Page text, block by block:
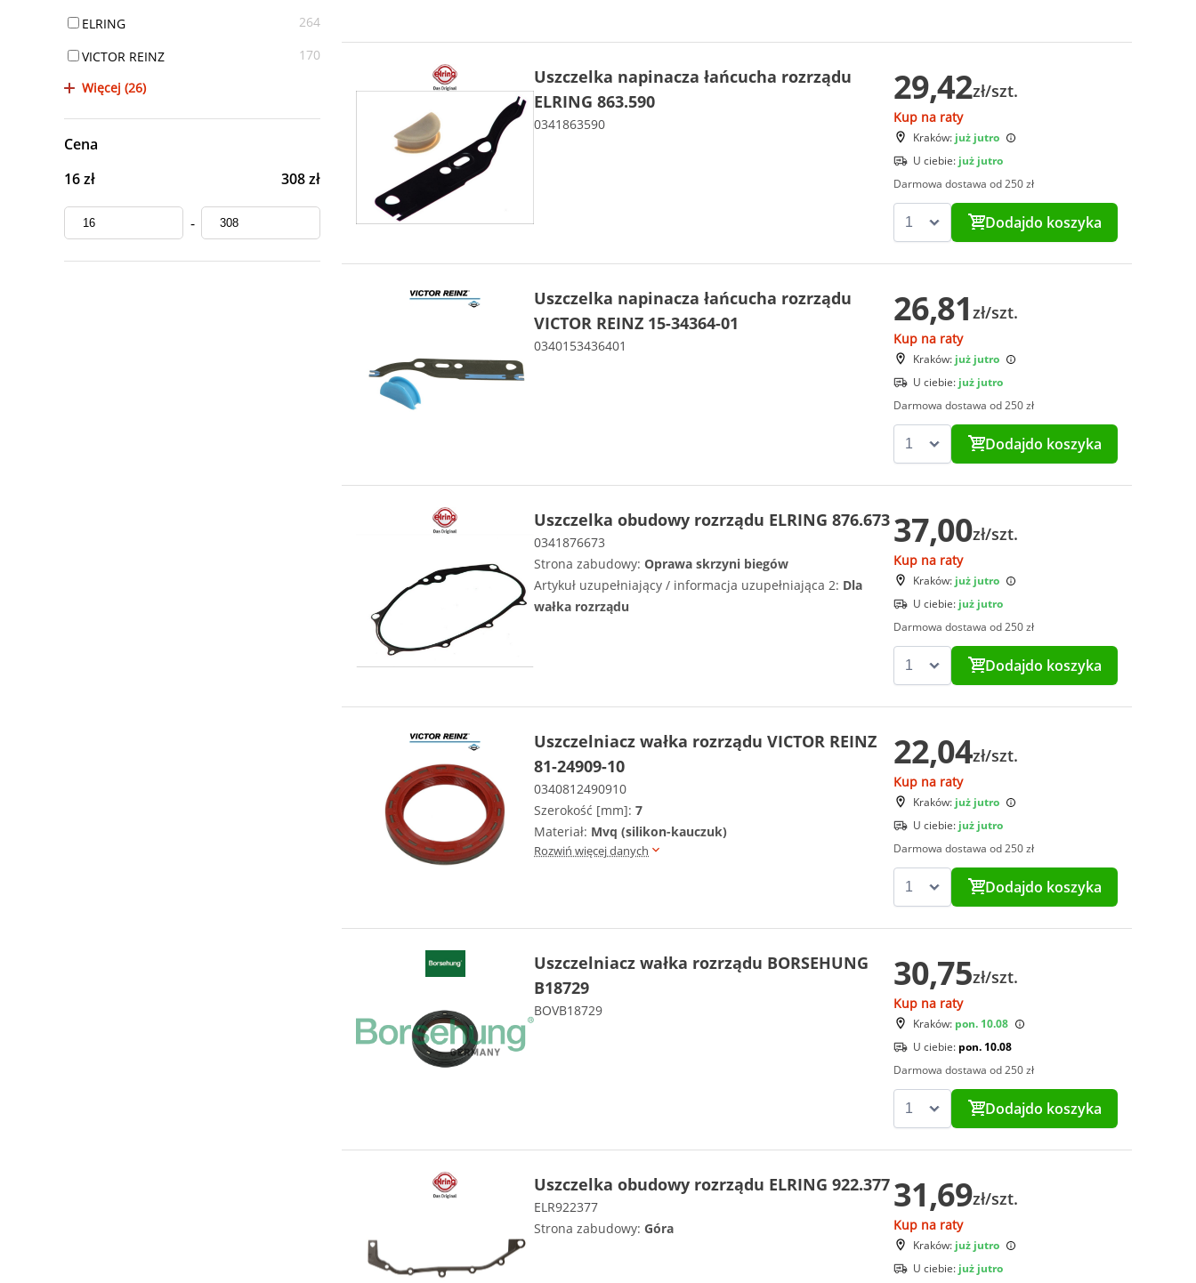
ELRING 264
VICTOR REINZ
170
Więcej (26)
Cena
16 zł
308 zł
-
Uszczelka napinacza łańcucha rozrządu
ELRING 863.590
0341863590
29,42zł/szt.
Kup na raty
Kraków: już jutro
U ciebie: już jutro
Darmowa dostawa od 250 zł
Dodajdo koszyka
Uszczelka napinacza łańcucha rozrządu
VICTOR REINZ 15-34364-01
0340153436401
26,81 zł/szt.
Kup na raty
Kraków: już jutro
U ciebie: już jutro
Darmowa dostawa od 250 zł
Dodajdo koszyka
Uszczelka obudowy rozrządu ELRING 876.673
0341876673
Strona zabudowy: Oprawa skrzyni biegów
Artykuł uzupełniający / informacja uzupełniająca 2: Dla
wałka rozrządu
37,00zł/szt.
Kup na raty
Kraków: już jutro
U ciebie: już jutro
Darmowa dostawa od 250 zł
Dodajdo koszyka
Uszczelniacz wałka rozrządu VICTOR REINZ
81-24909-10
0340812490910
Szerokość [mm]: 7
Materiał: Mvq (silikon-kauczuk)
Rozwiń więcej danych
22,04zł/szt.
Kup na raty
Kraków: już jutro
U ciebie: już jutro
Darmowa dostawa od 250 zł
Dodajdo koszyka
Uszczelniacz wałka rozrządu BORSEHUNG
B18729
BOVB18729
30,75zł/szt.
Kup na raty
Kraków: pon. 10.08
U ciebie: pon. 10.08
Darmowa dostawa od 250 zł
Dodajdo koszyka
Uszczelka obudowy rozrządu ELRING 922.377
ELR922377
Strona zabudowy: Góra
31,69zł/szt.
Kup na raty
Kraków: już jutro
U ciebie: już jutro